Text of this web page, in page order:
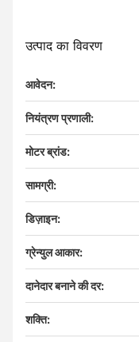
उत्पाद का विवरण
आवेदन:
नियंत्रण प्रणाली:
मोटर ब्रांड:
सामग्री:
डिज़ाइन:
ग्रेन्युल आकार:
दानेदार बनाने की दर:
शक्ति: